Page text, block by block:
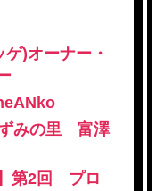
)オーナー・
みの里 富澤
】第2回 プロ